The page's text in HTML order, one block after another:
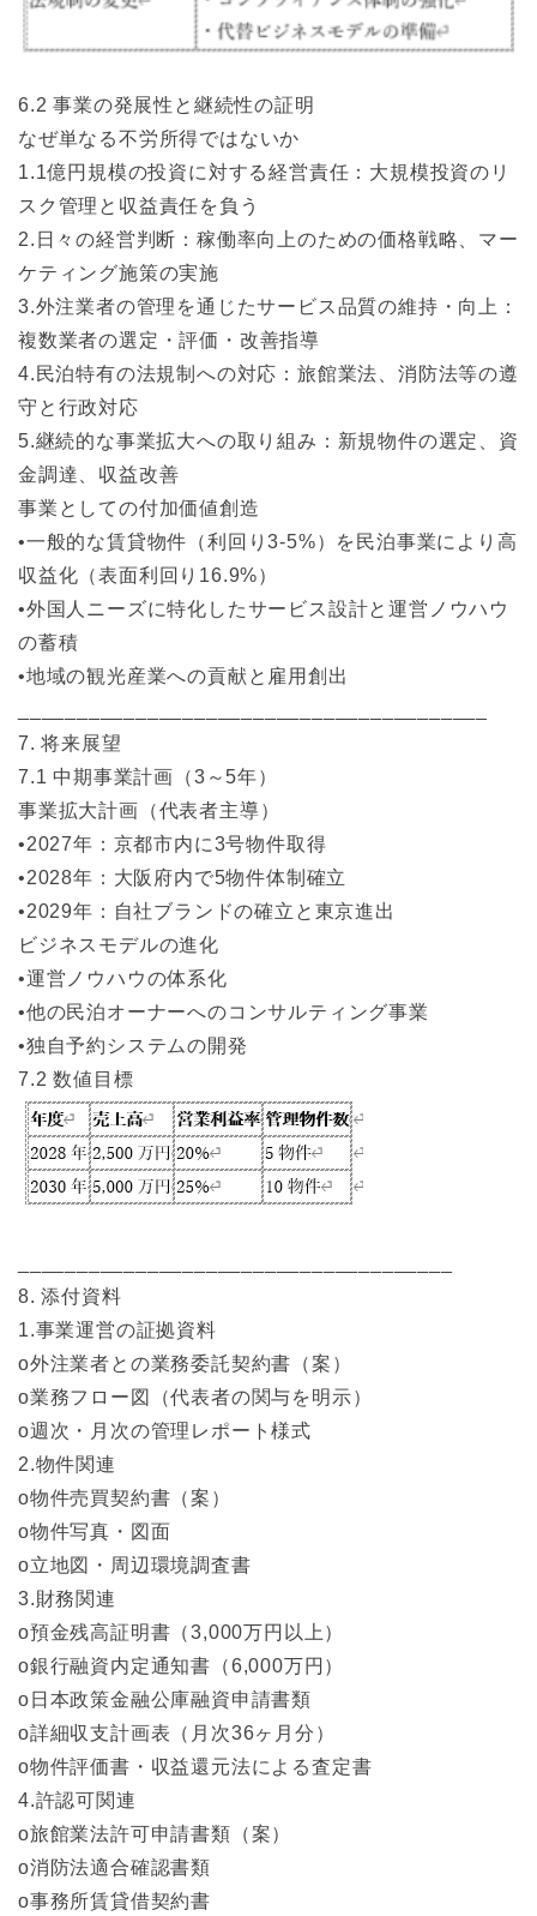
6.2 事業の発展性と継続性の証明
なぜ単なる不労所得ではないか
1.1億円規模の投資に対する経営責任：大規模投資のリ
スク管理と収益責任を負う
2.日々の経営判断：稼働率向上のための価格戦略、マー
ケティング施策の実施
3.外注業者の管理を通じたサービス品質の維持・向上：
複数業者の選定・評価・改善指導
4.民泊特有の法規制への対応：旅館業法、消防法等の遵
守と行政対応
5.継続的な事業拡大への取り組み：新規物件の選定、資
金調達、収益改善
事業としての付加価値創造
•一般的な賃貸物件（利回り3-5%）を民泊事業により高
収益化（表面利回り16.9%）
•外国人ニーズに特化したサービス設計と運営ノウハウ
の蓄積
•地域の観光産業への貢献と雇用創出
7. 将来展望
7.1 中期事業計画（3～5年）
事業拡大計画（代表者主導）
•2027年：京都市内に3号物件取得
•2028年：大阪府内で5物件体制確立
•2029年：自社ブランドの確立と東京進出
ビジネスモデルの進化
•運営ノウハウの体系化
•他の民泊オーナーへのコンサルティング事業
•独自予約システムの開発
7.2 数値目標
8. 添付資料
1.事業運営の証拠資料
o外注業者との業務委託契約書（案）
o業務フロー図（代表者の関与を明示）
o週次・月次の管理レポート様式
2.物件関連
o物件売買契約書（案）
o物件写真・図面
o立地図・周辺環境調査書
3.財務関連
o預金残高証明書（3,000万円以上）
o銀行融資内定通知書（6,000万円）
o日本政策金融公庫融資申請書類
o詳細収支計画表（月次36ヶ月分）
o物件評価書・収益還元法による査定書
4.許認可関連
o旅館業法許可申請書類（案）
o消防法適合確認書類
o事務所賃貸借契約書